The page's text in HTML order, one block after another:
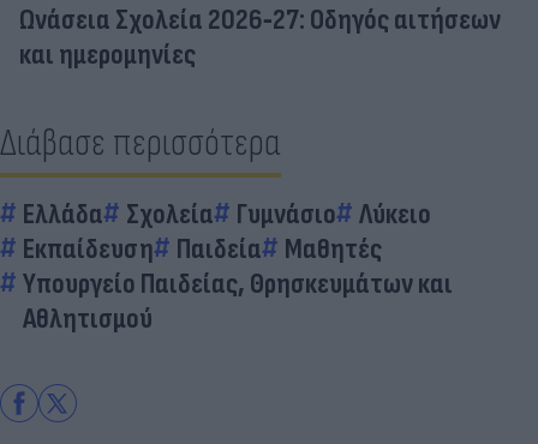
Ωνάσεια Σχολεία 2026‑27: Οδηγός αιτήσεων
και ημερομηνίες
Διάβασε περισσότερα
Ελλάδα Σχολεία Γυμνάσιο
Λύκειο
Εκπαίδευση
Παιδεία
Μαθητές
Υπουργείο Παιδείας, Θρησκευμάτων και
Αθλητισμού